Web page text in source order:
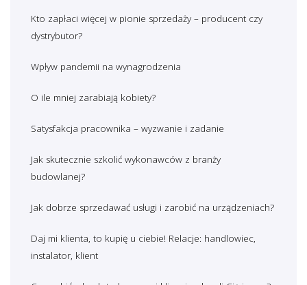
Kto zapłaci więcej w pionie sprzedaży – producent czy
dystrybutor?
Wpływ pandemii na wynagrodzenia
O ile mniej zarabiają kobiety?
Satysfakcja pracownika – wyzwanie i zadanie
Jak skutecznie szkolić wykonawców z branży
budowlanej?
Jak dobrze sprzedawać usługi i zarobić na urządzeniach?
Daj mi klienta, to kupię u ciebie! Relacje: handlowiec,
instalator, klient